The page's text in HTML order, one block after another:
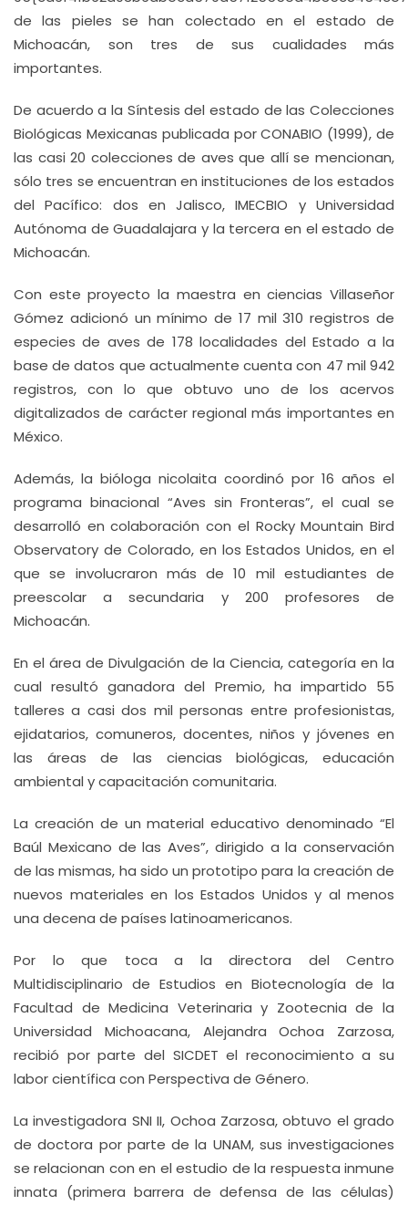
de las pieles se han colectado en el estado de
Michoacán, son tres de sus cualidades más
importantes.
De acuerdo a la Síntesis del estado de las Colecciones
Biológicas Mexicanas publicada por CONABIO (1999), de
las casi 20 colecciones de aves que allí se mencionan,
sólo tres se encuentran en instituciones de los estados
del Pacífico: dos en Jalisco, IMECBIO y Universidad
Autónoma de Guadalajara y la tercera en el estado de
Michoacán.
Con este proyecto la maestra en ciencias Villaseñor
Gómez adicionó un mínimo de 17 mil 310 registros de
especies de aves de 178 localidades del Estado a la
base de datos que actualmente cuenta con 47 mil 942
registros, con lo que obtuvo uno de los acervos
digitalizados de carácter regional más importantes en
México.
Además, la bióloga nicolaita coordinó por 16 años el
programa binacional “Aves sin Fronteras”, el cual se
desarrolló en colaboración con el Rocky Mountain Bird
Observatory de Colorado, en los Estados Unidos, en el
que se involucraron más de 10 mil estudiantes de
preescolar a secundaria y 200 profesores de
Michoacán.
En el área de Divulgación de la Ciencia, categoría en la
cual resultó ganadora del Premio, ha impartido 55
talleres a casi dos mil personas entre profesionistas,
ejidatarios, comuneros, docentes, niños y jóvenes en
las áreas de las ciencias biológicas, educación
ambiental y capacitación comunitaria.
La creación de un material educativo denominado “El
Baúl Mexicano de las Aves”, dirigido a la conservación
de las mismas, ha sido un prototipo para la creación de
nuevos materiales en los Estados Unidos y al menos
una decena de países latinoamericanos.
Por lo que toca a la directora del Centro
Multidisciplinario de Estudios en Biotecnología de la
Facultad de Medicina Veterinaria y Zootecnia de la
Universidad Michoacana, Alejandra Ochoa Zarzosa,
recibió por parte del SICDET el reconocimiento a su
labor científica con Perspectiva de Género.
La investigadora SNI II, Ochoa Zarzosa, obtuvo el grado
de doctora por parte de la UNAM, sus investigaciones
se relacionan con en el estudio de la respuesta inmune
innata (primera barrera de defensa de las células)